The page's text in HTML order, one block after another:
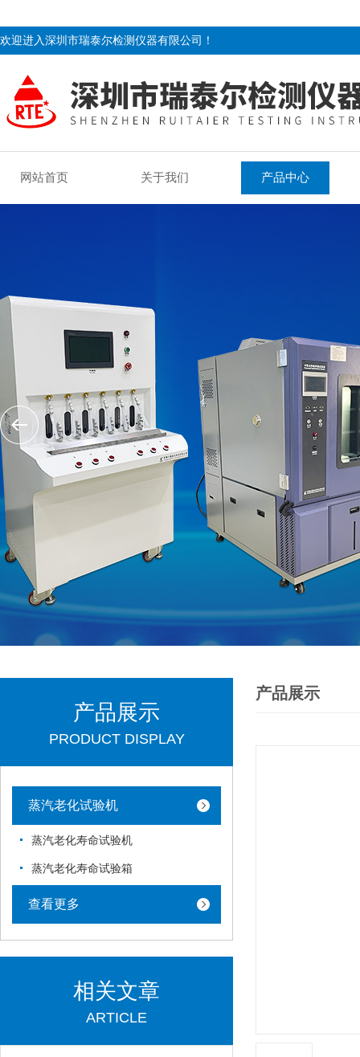
欢迎进入深圳市瑞泰尔检测仪器有限公司！
网站首页 关于我们 产品中心
产品展示
PRODUCT DISPLAY
蒸汽老化试验机
蒸汽老化寿命试验机
蒸汽老化寿命试验箱
查看更多
相关文章
ARTICLE
产品展示